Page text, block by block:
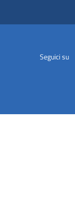
Seguici su